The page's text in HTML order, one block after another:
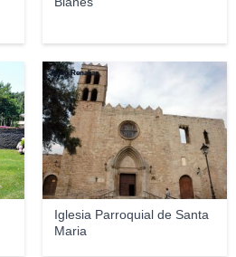
Iglesia Parroquial de Santa
Maria
Josep Renalias